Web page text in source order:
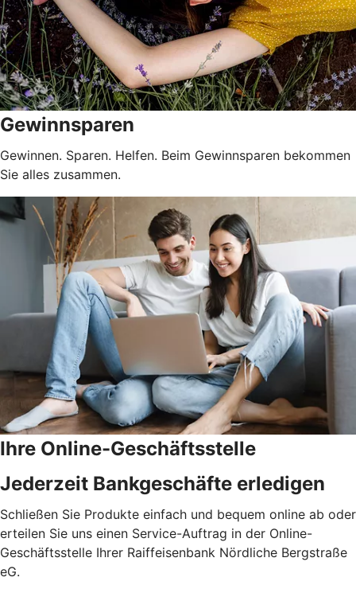
Gewinnsparen
Gewinnen. Sparen. Helfen. Beim Gewinnsparen bekommen
Sie alles zusammen.
Ihre Online-Geschäftsstelle
Jederzeit Bankgeschäfte erledigen
Schließen Sie Produkte einfach und bequem online ab oder
erteilen Sie uns einen Service-Auftrag in der Online-
Geschäftsstelle Ihrer Raiffeisenbank Nördliche Bergstraße
eG.